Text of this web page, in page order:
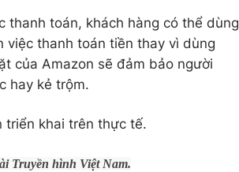
thanh toán, khách hàng có thể dùng
việc thanh toán tiền thay vì dùng
của Amazon sẽ đảm bảo người
hay kẻ trộm.
triển khai trên thực tế.
Truyền hình Việt Nam.